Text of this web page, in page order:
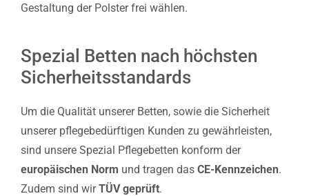
Gestaltung der Polster frei wählen.
Spezial Betten nach höchsten
Sicherheitsstandards
Um die Qualität unserer Betten, sowie die Sicherheit
unserer pflegebedürftigen Kunden zu gewährleisten,
sind unsere Spezial Pflegebetten konform der
europäischen Norm und tragen das CE-Kennzeichen.
Zudem sind wirTÜV geprüft.